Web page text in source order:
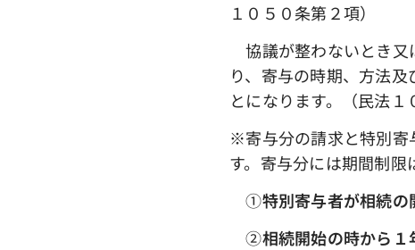
１０５０条第２項）
協議が整わないとき又
り、寄与の時期、方法
とになります。（民法１
※寄与分の請求と特別寄
す。寄与分には期間制限
①特別寄与者が相続
➁相続開始の時から１